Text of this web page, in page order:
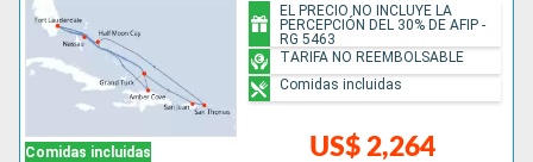
Comidas incluidas US$ 2,264
EL PRECIO NO INCLUYE LA
PERCEPCIÓN DEL 30% DE AFIP -
RG 5463
TARIFA NO REEMBOLSABLE
Comidas incluidas